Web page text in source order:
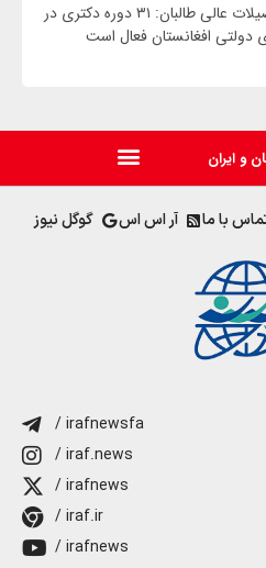
وزارت تحصیلات عالی طالبان: ۳۱ دوره دکتری در
دولتی افغانستان فعال است
و ایران
با ما آر اس اس گوگل نیوز
/ irafnewsfa
/ iraf.news
/ irafnews
/ iraf.ir
/ irafnews